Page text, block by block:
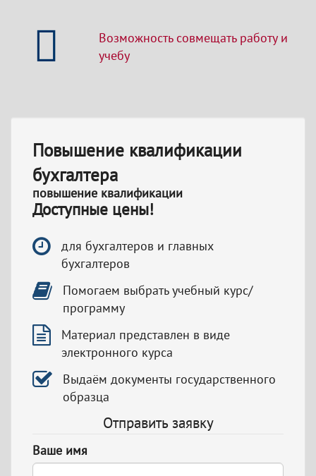
Возможность совмещать работу и
учебу
Повышение квалификации
бухгалтера
повышение квалификации
Доступные цены!
для бухгалтеров и главных
бухгалтеров
Помогаем выбрать учебный курс/
программу
Материал представлен в виде
электронного курса
Выдаём документы государственного
образца
Отправить заявку
Ваше имя